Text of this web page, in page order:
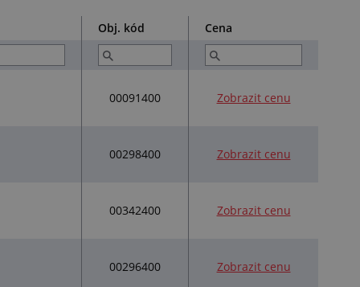
Obj. kód Cena
00091400 Zobrazit cenu
00298400 Zobrazit cenu
00342400 Zobrazit cenu
00296400 Zobrazit cenu